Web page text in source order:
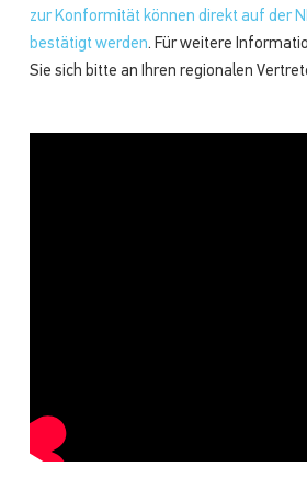
zur Konformität können direkt auf der
bestätigt werden. Für weitere
Sie sich bitte an Ihren regionalen